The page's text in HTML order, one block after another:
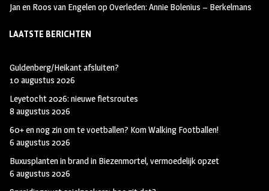
Jan en Roos van EngelenopOverleden: Annie Bolenius – Berkelmans
LAATSTE BERICHTEN
Guldenberg/Heikant afsluiten?
10 augustus 2026
Leyetocht 2026: nieuwe fietsroutes
8 augustus 2026
60+ en nog zin om te voetballen? Kom Walking Footballen!
6 augustus 2026
Buxusplanten in brand in Biezenmortel, vermoedelijk opzet
6 augustus 2026